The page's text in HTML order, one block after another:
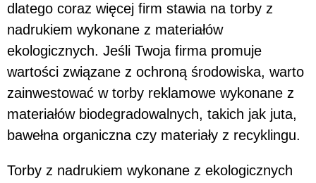
dlatego coraz więcej firm stawia na torby z
nadrukiem wykonane z materiałów
ekologicznych. Jeśli Twoja firma promuje
wartości związane z ochroną środowiska, warto
zainwestować w torby reklamowe wykonane z
materiałów biodegradowalnych, takich jak juta,
bawełna organiczna czy materiały z recyklingu.
Torby z nadrukiem wykonane z ekologicznych